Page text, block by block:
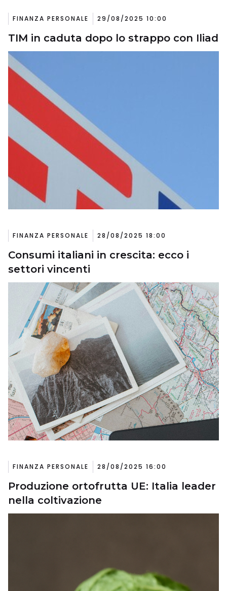
FINANZA PERSONALE 29/08/2025 10:00
TIM in caduta dopo lo strappo con Iliad
FINANZA PERSONALE 28/08/2025 18:00
Consumi italiani in crescita: ecco i
settori vincenti
FINANZA PERSONALE 28/08/2025 16:00
Produzione ortofrutta UE: Italia leader
nella coltivazione